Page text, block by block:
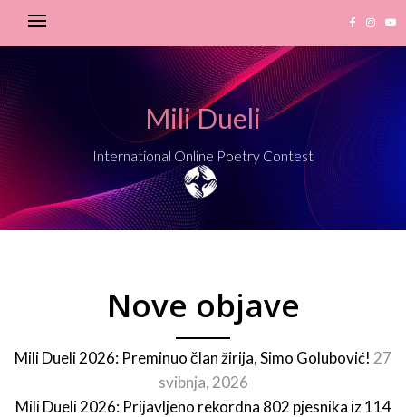
Mili Dueli
International Online Poetry Contest
Nove objave
Mili Dueli 2026: Preminuo član žirija, Simo Golubović! 27
svibnja, 2026
Mili Dueli 2026: Prijavljeno rekordna 802 pjesnika iz 114